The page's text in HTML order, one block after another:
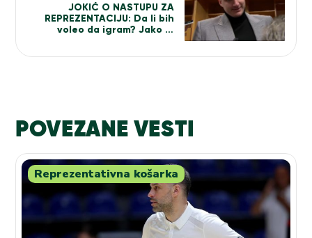
JOKIĆ O NASTUPU ZA
REPREZENTACIJU: Da li bih
voleo da igram? Jako je
POVEZANE VESTI
Reprezentativna košarka